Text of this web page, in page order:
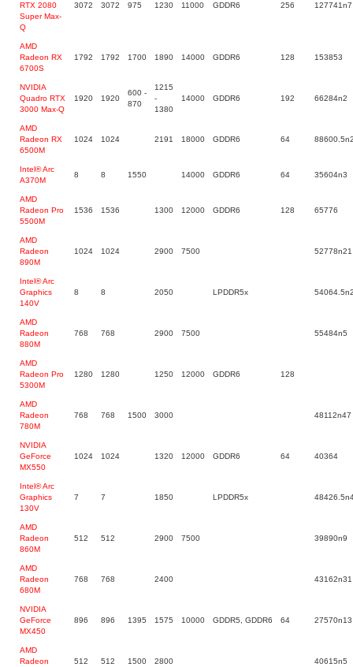
RTX 2080
Super Max-
Q
3072 3072 975 1230 11000 GDDR6 256 127741n7
AMD
Radeon RX
6700S
1792 1792 1700 1890 14000 GDDR6 128 153853
NVIDIA
Quadro RTX
3000 Max-Q
1920 1920
600 -
870
1215
-
1380
14000 GDDR6 192 66284n2
AMD
Radeon RX
6500M
1024 1024 2191 18000 GDDR6 64
Intel® Arc
A370M
8 8 1550 14000 GDDR6 64 35604n3
AMD
Radeon Pro
5500M
1536 1536 1300 12000 GDDR6 128 65776
AMD
Radeon
890M
1024 1024 2900 7500 52778n21
Intel® Arc
Graphics
140V
8 8 2050 LPDDR5x
AMD
Radeon
880M
768 768 2900 7500 55484n5
AMD
Radeon Pro
5300M
1280 1280 1250 12000 GDDR6 128
AMD
Radeon
780M
768 768 1500 3000 48112n47
NVIDIA
GeForce
MX550
1024 1024 1320 12000 GDDR6 64 40364
Intel® Arc
Graphics
130V
7 7 1850 LPDDR5x
AMD
Radeon
860M
512 512 2900 7500 39890n9
AMD
Radeon
680M
768 768 2400 43162n31
NVIDIA
GeForce
MX450
896 896 1395 1575 10000 GDDR5, GDDR6 64 27570n13
AMD
Radeon
512 512 1500 2800 40615n5